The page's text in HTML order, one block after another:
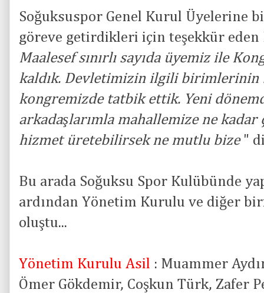
Soğuksuspor Genel Kurul Üyelerine
göreve getirdikleri için teşekkür eden
Maalesef sınırlı sayıda üyemiz ile
kaldık. Devletimizin ilgili
kongremizde tatbik ettik. Yeni
arkadaşlarımla mahallemize ne kadar
hizmet üretebilirsek ne mutlu bize"
Bu arada Soğuksu Spor Kulübünde
ardından Yönetim Kurulu ve diğer
oluştu...
Yönetim Kurulu Asil : Muammer
Ömer Gökdemir, Coşkun Türk, Zafer